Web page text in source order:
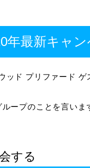
年最新キャン
ッド プリファード ゲ
ープのことを言いま
する